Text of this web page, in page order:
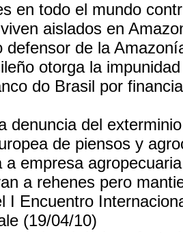
en todo el mundo
aislados en
defensor de la
otorga la
do Brasil por
denuncia del
de piensos y
a empresa
a rehenes pero
I Encuentro
(19/04/10)